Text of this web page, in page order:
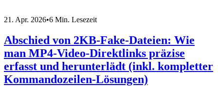
21. Apr. 2026•6 Min. Lesezeit
Abschied von 2KB-Fake-Dateien: Wie
man MP4-Video-Direktlinks präzise
erfasst und herunterlädt (inkl. kompletter
Kommandozeilen-Lösungen)